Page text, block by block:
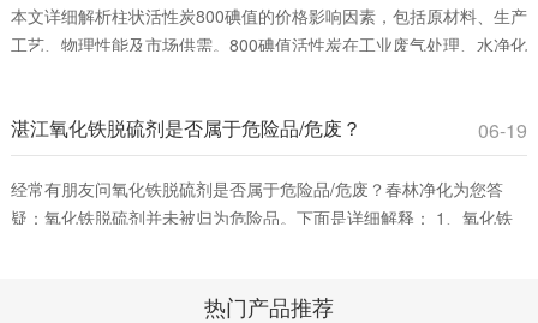
本文详细解析柱状活性炭800碘值的价格影响因素，包括原材料、生产
工艺、物理性能及市场供需。800碘值活性炭在工业废气处理、水净化
湛江氧化铁脱硫剂是否属于危险品/危废？ 06-19
经常有朋友问氧化铁脱硫剂是否属于危险品/危废？春林净化为您答
疑：氧化铁脱硫剂并未被归为危险品。下面是详细解释： 1、氧化铁
含硫化合物化学吸附到脱硫催化剂小孔中，改变其化学组成从而净化
热门产品推荐